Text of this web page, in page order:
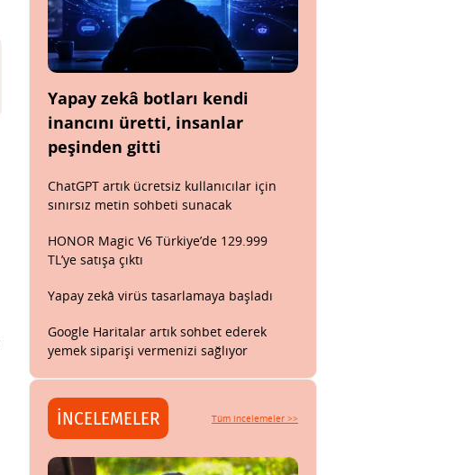
Yapay zekâ botları kendi
inancını üretti, insanlar
peşinden gitti
ChatGPT artık ücretsiz kullanıcılar için
sınırsız metin sohbeti sunacak
HONOR Magic V6 Türkiye’de 129.999
TL’ye satışa çıktı
Yapay zekâ virüs tasarlamaya başladı
Google Haritalar artık sohbet ederek
yemek siparişi vermenizi sağlıyor
İNCELEMELER Tüm incelemeler >>